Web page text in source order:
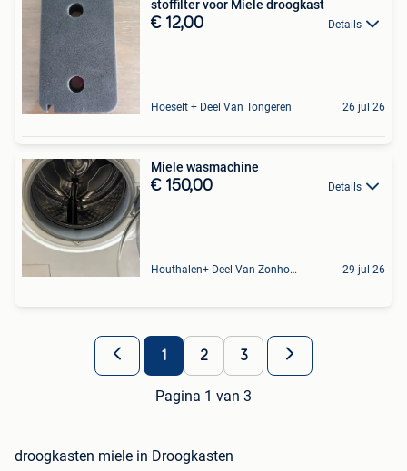
stoffilter voor Miele droogkast
€ 12,00 Details
Hoeselt + Deel Van Tongeren 26 jul 26
Miele wasmachine
€ 150,00 Details
Houthalen+ Deel Van Zonhoven En Zolder 29 jul 26
1 2 3
Pagina 1 van 3
droogkasten miele in Droogkasten